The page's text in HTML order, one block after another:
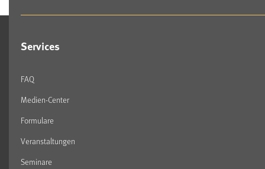
Services
FAQ
Medien-Center
Formulare
Veranstaltungen
Seminare